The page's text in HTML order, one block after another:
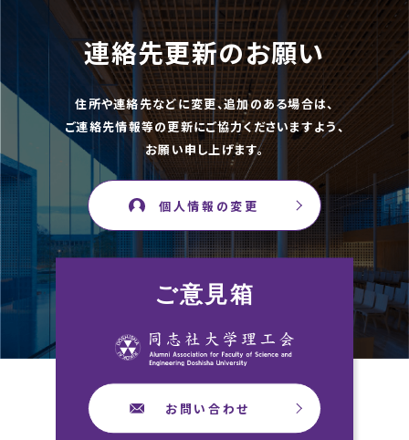
連絡先更新のお願い
住所や連絡先などに変更、追加のある場合は、
ご連絡先情報等の更新にご協力くださいますよう、
お願い申し上げます。
個人情報の変更
ご意見箱
お問い合わせ